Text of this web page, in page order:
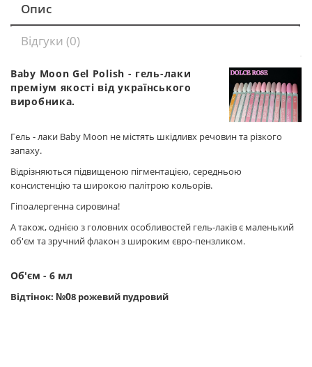
Опис
Відгуки (0)
Baby Moon Gel Polish - гель-лаки
преміум якості від українського
виробника.
Гель - лаки Baby Moon не містять шкідливх речовин та різкого
запаху.
Відрізняються підвищеною пігментацією, середньою
консистенцію та широкою палітрою кольорів.
Гіпоалергенна сировина!
А також, однією з головних особливостей гель-лаків є маленький
об'єм та зручний флакон з широким євро-пензликом.
Об'єм - 6 мл
Відтінок: №08 рожевий пудровий